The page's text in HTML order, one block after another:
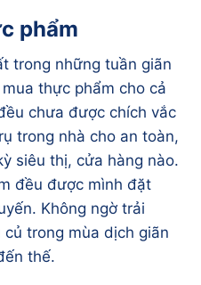
phẩm
trong những tuần giãn
thực phẩm cho cả
chưa được chích vắc
trong nhà cho an toàn,
siêu thị, cửa hàng nào.
đều được mình đặt
Không ngờ trải
trong mùa dịch giãn
thế.